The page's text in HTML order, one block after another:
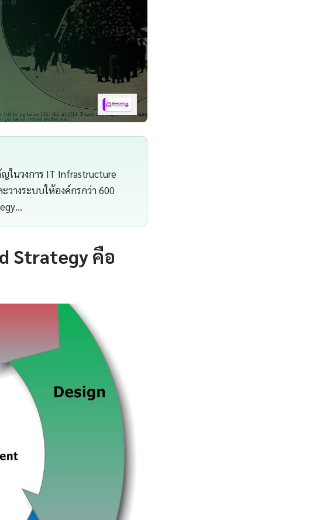
ในวงการ IT Infrastructure
างระบบให้องค์กรกว่า 600
Strategy คือ